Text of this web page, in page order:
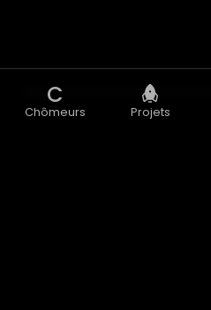
C
Chômeurs Projets